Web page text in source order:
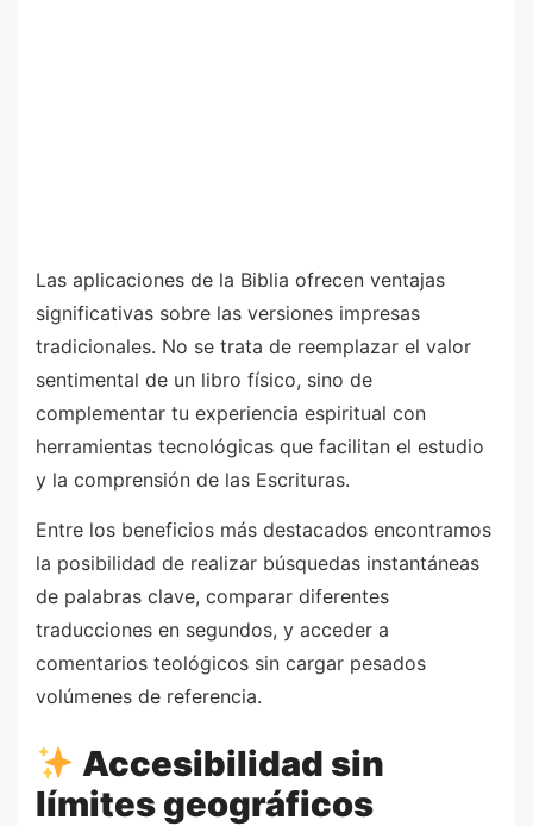
Las aplicaciones de la Biblia ofrecen ventajas
significativas sobre las versiones impresas
tradicionales. No se trata de reemplazar el valor
sentimental de un libro físico, sino de
complementar tu experiencia espiritual con
herramientas tecnológicas que facilitan el estudio
y la comprensión de las Escrituras.
Entre los beneficios más destacados encontramos
la posibilidad de realizar búsquedas instantáneas
de palabras clave, comparar diferentes
traducciones en segundos, y acceder a
comentarios teológicos sin cargar pesados
volúmenes de referencia.
Accesibilidad sin
límites geográficos